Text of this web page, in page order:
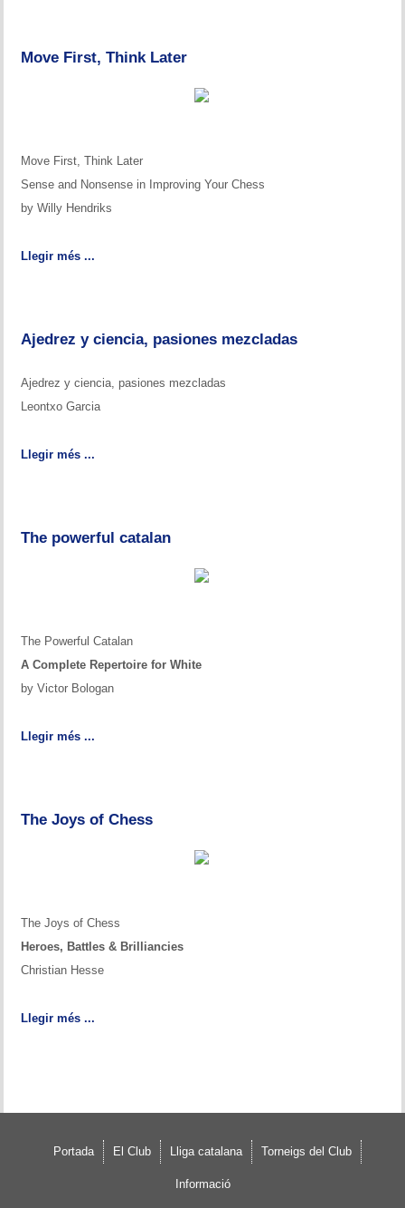
Tàctica
Move First, Think Later
Move First, Think Later
Sense and Nonsense in Improving Your Chess
by Willy Hendriks
Llegir més ...
Ajedrez y ciencia, pasiones mezcladas
Ajedrez y ciencia, pasiones mezcladas
Leontxo Garcia
Llegir més ...
The powerful catalan
The Powerful Catalan
A Complete Repertoire for White
by Victor Bologan
Llegir més ...
The Joys of Chess
The Joys of Chess
Heroes, Battles & Brilliancies
Christian Hesse
Llegir més ...
Portada El Club Lliga catalana Torneigs del Club
Informació